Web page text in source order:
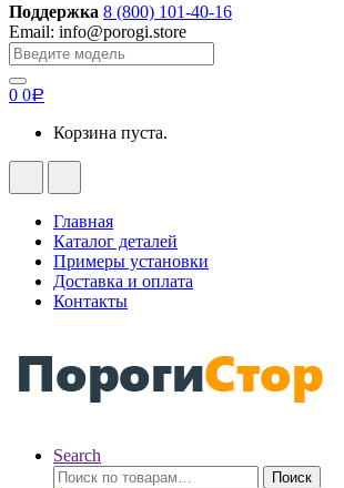
Поддержка 8 (800) 101-40-16
Email: info@porogi.store
Search
for:
0 0Р
Корзина пуста.
Главная
Каталог деталей
Примеры установки
Доставка и оплата
Контакты
Search
Искать:
Поиск